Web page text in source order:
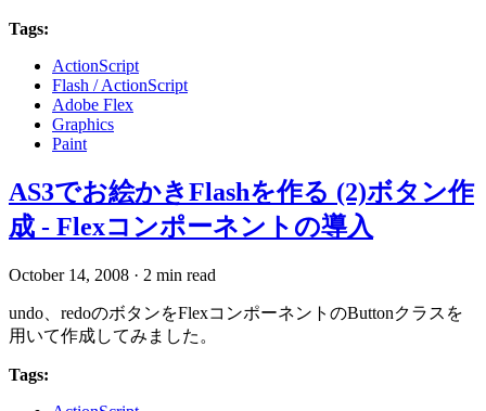
Tags:
ActionScript
Flash / ActionScript
Adobe Flex
Graphics
Paint
AS3でお絵かきFlashを作る (2)ボタン作
成 - Flexコンポーネントの導入
October 14, 2008 · 2 min read
undo、redoのボタンをFlexコンポーネントのButtonクラスを
用いて作成してみました。
Tags: